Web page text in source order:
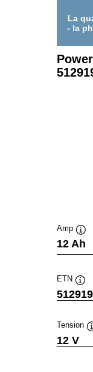
La
- la
Amp
12 Ah
ETN
Tension
12 V